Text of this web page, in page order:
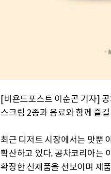
[비욘드포스트 이순곤 기자]
스크림 2종과 음료와 함께 즐
최근 디저트 시장에서는 맛뿐
확산하고 있다. 공차코리아는
확장한 신제품을 선보이며 제